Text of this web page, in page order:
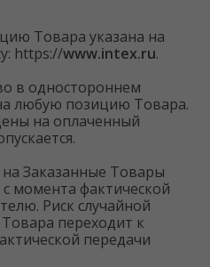
Товара указана на
https://www.intex.ru.
в одностороннем
любую позицию Товара.
на оплаченный
на Заказанные Товары
момента фактической
Риск случайной
переходит к
передачи